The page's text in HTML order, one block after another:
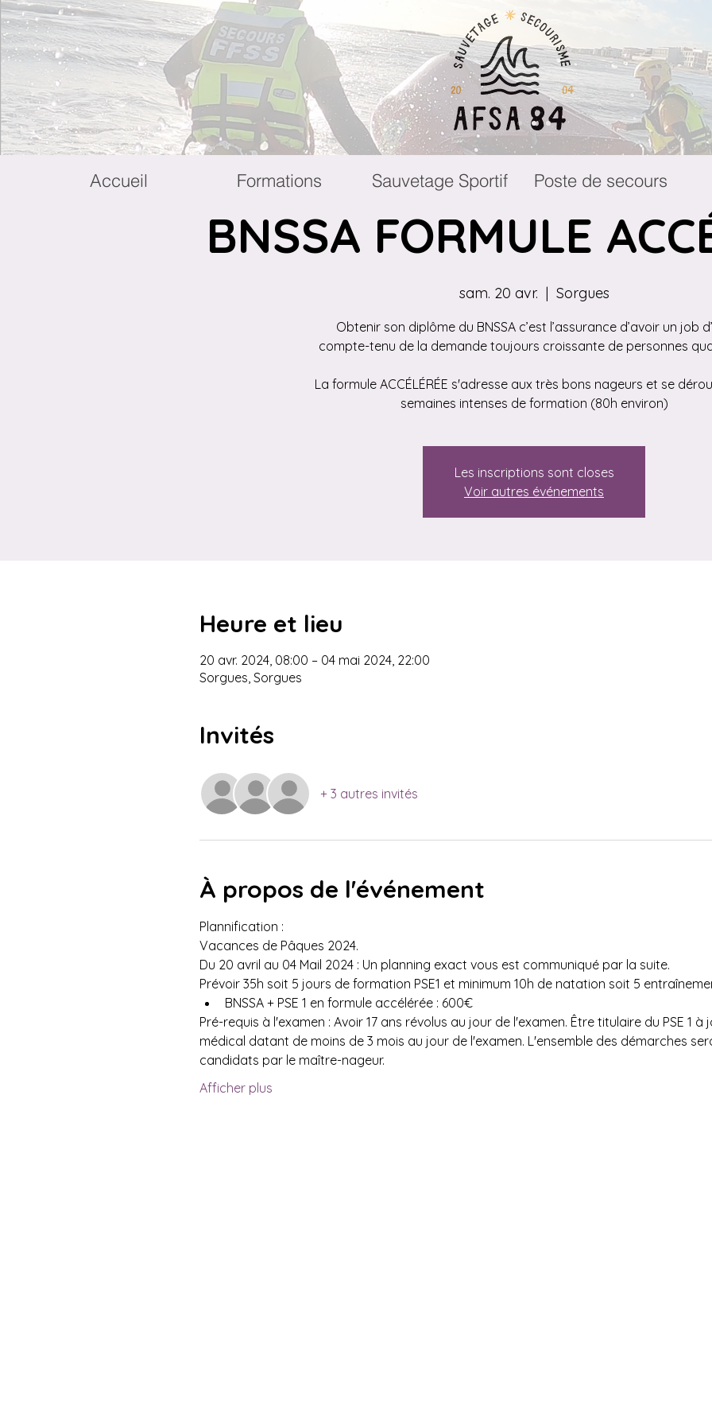
BNSSA FORMULE
sam. 20 avr.
  |
Sorgues
Obtenir son diplôme du BNSSA c’est l’assurance d’avoir un job
compte-tenu de la demande toujours croissante de personnes
La formule ACCÉLÉRÉE s'adresse aux très bons nageurs et se
semaines intenses de formation (80h environ)
Les inscriptions sont closes
Voir autres événements
Heure et lieu
20 avr. 2024, 08:00 – 04 mai 2024, 22:00
Sorgues, Sorgues
Invités
+ 3 autres invités
À propos de l'événement
Plannification :
Vacances de Pâques 2024.
Du 20 avril au 04 Mail 2024 : Un planning exact vous est communiqué par la suite.
Prévoir 35h soit 5 jours de formation PSE1 et minimum 10h de natation soit 5
BNSSA + PSE 1 en formule accélérée : 600€
Pré-requis à l'examen : Avoir 17 ans révolus au jour de l'examen. Être titulaire du PSE 1
médical datant de moins de 3 mois au jour de l'examen. L'ensemble des démarches
candidats par le maître-nageur.
Afficher plus
Accueil Formations Sauvetage Sportif Poste de secours